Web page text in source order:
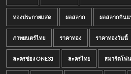
ทองประกายแสด ผลสลาก ผลสลากกินแ
ภาพยนตร์ไทย ราคาทอง ราคาทองวันนี้
ละครช่อง ONE31 ละครไทย สมาร์ตโฟน